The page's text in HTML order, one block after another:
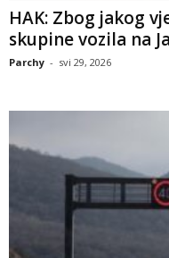
HAK: Zbog jakog
skupine vozila na
Parchy - svi 29, 2026